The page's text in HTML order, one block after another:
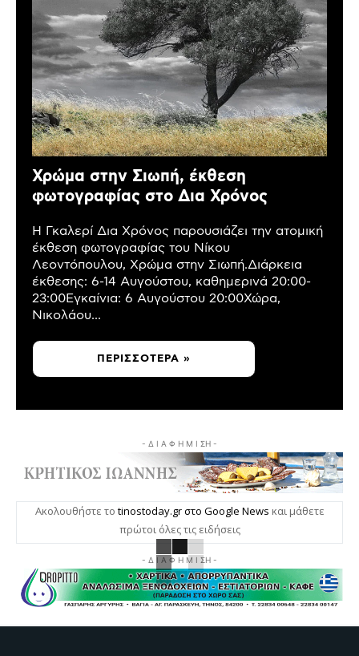
Χρώμα στην Σιωπή, έκθεση
φωτογραφίας στο Δια Χρόνος
Η Γκαλερί Δια Χρόνος παρουσιάζει την ατομική
έκθεση φωτογραφίας του Νίκου
Λεοντόπουλου, Χρώμα στην Σιωπή.Διάρκεια
έκθεσης: 6-14 Αυγούστου, καθημερινά 20:00-
23:00Εγκαίνια: 6 Αυγούστου 20:00Χώρα,
Νικολάου...
ΠΕΡΙΣΣΌΤΕΡΑ »
- Δ Ι Α Φ Η Μ Ι ΣΗ -
Ακολουθήστε το tinostoday.gr στο Google News και μάθετε
πρώτοι όλες τις ειδήσεις
- Δ Ι Α Φ Η Μ Ι ΣΗ -